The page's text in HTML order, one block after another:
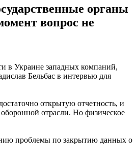
органы
вопрос не
в Украине западных компаний,
Бельбас в интервью для
открытую отчетность, и
отрасли. Но физическое
проблемы по закрытию данных о